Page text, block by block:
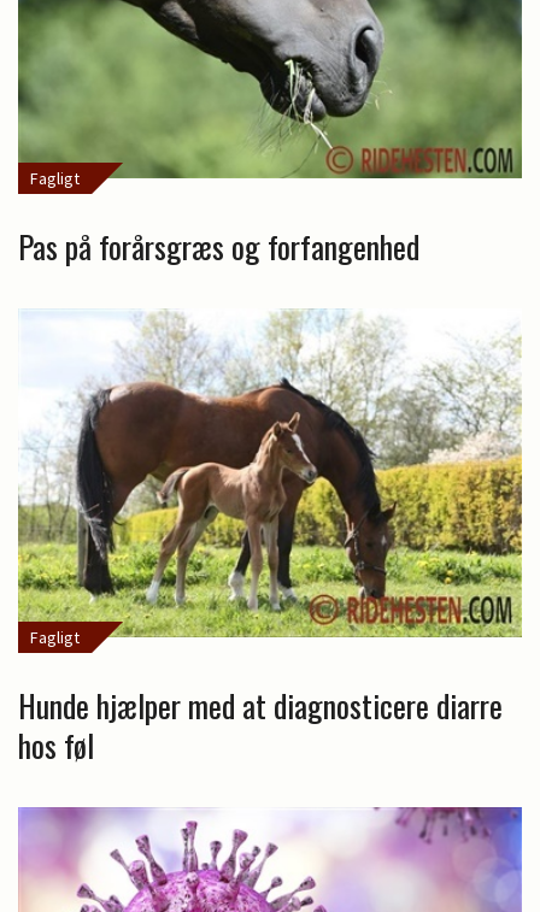
Fagligt
Pas på forårsgræs og forfangenhed
Fagligt
Hunde hjælper med at diagnosticere diarre
hos føl